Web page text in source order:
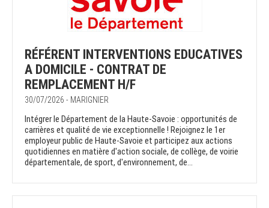
RÉFÉRENT INTERVENTIONS EDUCATIVES
A DOMICILE - CONTRAT DE
REMPLACEMENT H/F
30/07/2026 - MARIGNIER
Intégrer le Département de la Haute-Savoie : opportunités de
carrières et qualité de vie exceptionnelle ! Rejoignez le 1er
employeur public de Haute-Savoie et participez aux actions
quotidiennes en matière d'action sociale, de collège, de voirie
départementale, de sport, d'environnement, de...